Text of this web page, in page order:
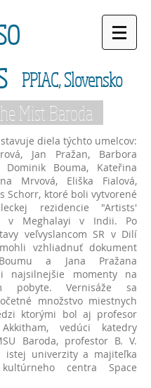
PPIAC, Slovensko
Mist Baroda
diela týchto umelcov:
Jan Pražan, Barbora
Dominik Bouma, Kateřina
Mrvová, Eliška Fialová,
Schorr, ktoré boli vytvorené
rezidencie "Artists'
v Meghalayi v Indii. Po
veľvyslancom SR v Dilí
vzhliadnuť dokument
a Jana Pražana
najsilnejšie momenty na
pobyte. Vernisáže sa
množstvo miestnych
ktorými bol aj profesor
Akkitham, vedúci katedry
Baroda, profestor B. V.
istej univerzity a majiteľka
centra Space